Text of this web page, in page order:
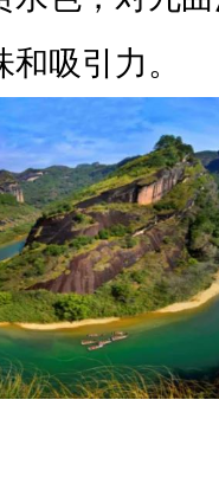
吸引力。